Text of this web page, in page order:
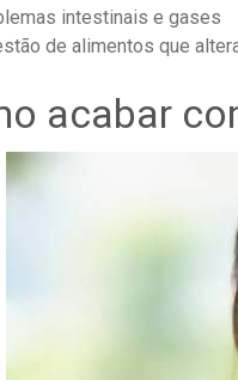
intestinais e gases
de alimentos que
acabar